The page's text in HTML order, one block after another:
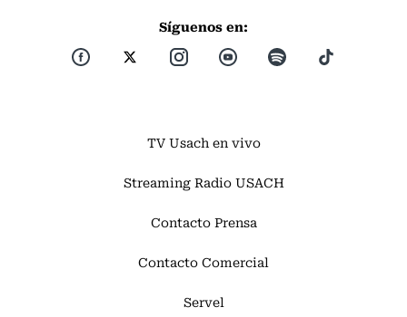
Síguenos en:
TV Usach en vivo
Streaming Radio USACH
Contacto Prensa
Contacto Comercial
Servel